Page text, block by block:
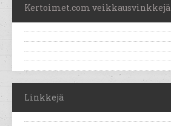
Kertoimet.com veikkausvinkkejä
Linkkejä